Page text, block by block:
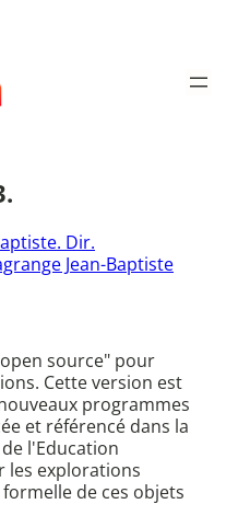
Dir.
Jean-Baptiste
source" pour
Cette version est
programmes
et référencé dans la
l'Education
les explorations
de ces objets